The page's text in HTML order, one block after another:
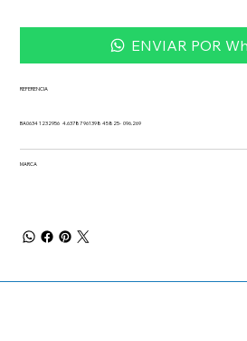
ENVIAR POR
REFERENCIA
BA0634 1232956 4.63787 961398 45825- 096.269
MARCA